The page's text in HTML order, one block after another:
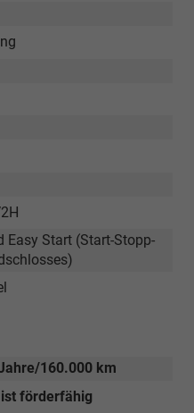
Easy Start (Start-Stopp-
160.000 km
förderfähig